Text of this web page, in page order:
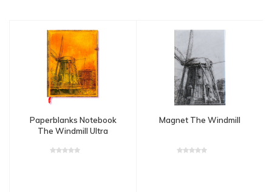
Paperblanks Notebook
The Windmill Ultra
Magnet The Windmill